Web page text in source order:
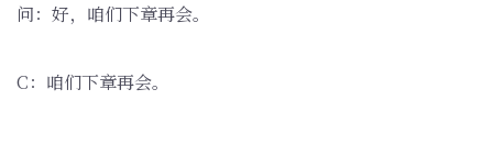
问：好，咱们下章再会。
C：咱们下章再会。